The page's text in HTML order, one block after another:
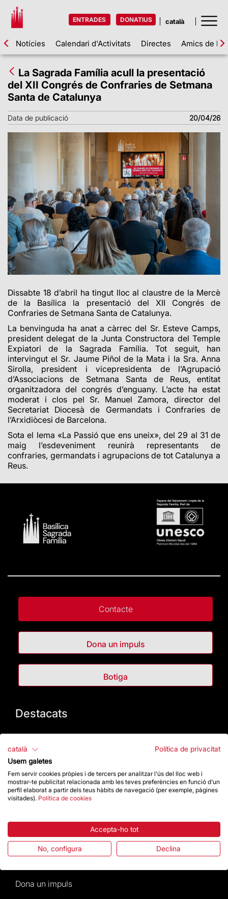
ENTRADES DONATIUS
Notícies Calendari d'Activitats Directes Amics de la
La Sagrada Família acull la presentació
del XII Congrés de Confraries de Setmana
Santa de Catalunya
Data de publicació 20/04/26
Dissabte 18 d’abril ha tingut lloc al claustre de la Mercè
de la Basílica la presentació del XII Congrés de
Confraries de Setmana Santa de Catalunya.
La benvinguda ha anat a càrrec del Sr. Esteve Camps,
president delegat de la Junta Constructora del Temple
Expiatori de la Sagrada Família. Tot seguit, han
intervingut el Sr. Jaume Piñol de la Mata i la Sra. Anna
Sirolla, president i vicepresidenta de l’Agrupació
d’Associacions de Setmana Santa de Reus, entitat
organitzadora del congrés d’enguany. L’acte ha estat
moderat i clos pel Sr. Manuel Zamora, director del
Secretariat Diocesà de Germandats i Confraries de
l’Arxidiòcesi de Barcelona.
Sota el lema «La Passió que ens uneix», del 29 al 31 de
maig l’esdeveniment reunirà representants de
confraries, germandats i agrupacions de tot Catalunya a
Reus.
Contacte
Dona un impuls
Botiga
Destacats
La Fundació
Preguntes freqüents
Atenció al Visitant
Notícies i Actualitat
Agenda
Dona un impuls
català
Política de privacitat
Usem galetes
Fem servir cookies pròpies i de tercers per analitzar l'ús del lloc web i
mostrar-te publicitat relacionada amb les teves preferències en funció d'un
perfil elaborat a partir dels teus hàbits de navegació (per exemple, pàgines
visitades). Política de cookies
Accepta-ho tot
No, configura Declina